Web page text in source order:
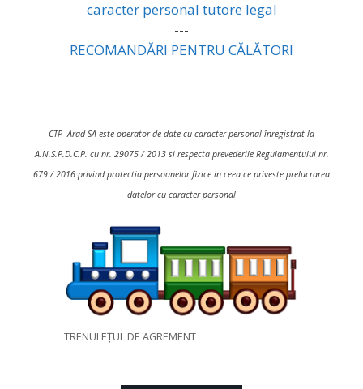
caracter personal tutore legal
---
RECOMANDĂRI PENTRU CĂLĂTORI
CTP Arad SA este operator de date cu caracter personal înregistrat la
A.N.S.P.D.C.P. cu nr. 29075 / 2013 si respecta prevederile Regulamentului nr.
679 / 2016 privind protectia persoanelor fizice in ceea ce priveste prelucrarea
datelor cu caracter personal
TRENULEȚUL DE AGREMENT